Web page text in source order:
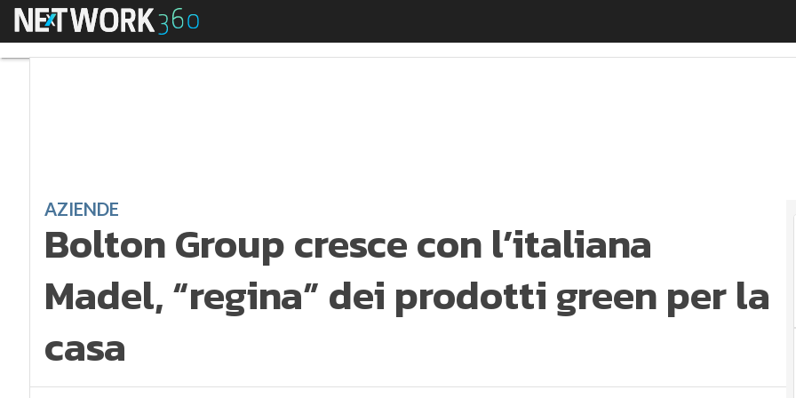
Menu
AZIENDE
Bolton Group cresce con l’italiana
Madel, “regina” dei prodotti green per la
casa